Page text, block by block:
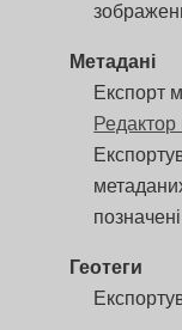
Метадані
Експорт
Геотеги